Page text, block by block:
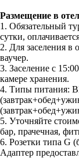
Размещение в
1. Обязательный
сутки,
2. Для заселения в
ваучер.
3. Заселение с
камере хранения.
4. Типы питания:
5. Уточняйте
бар, прачечная,
6. Розетки типа G
Адаптер